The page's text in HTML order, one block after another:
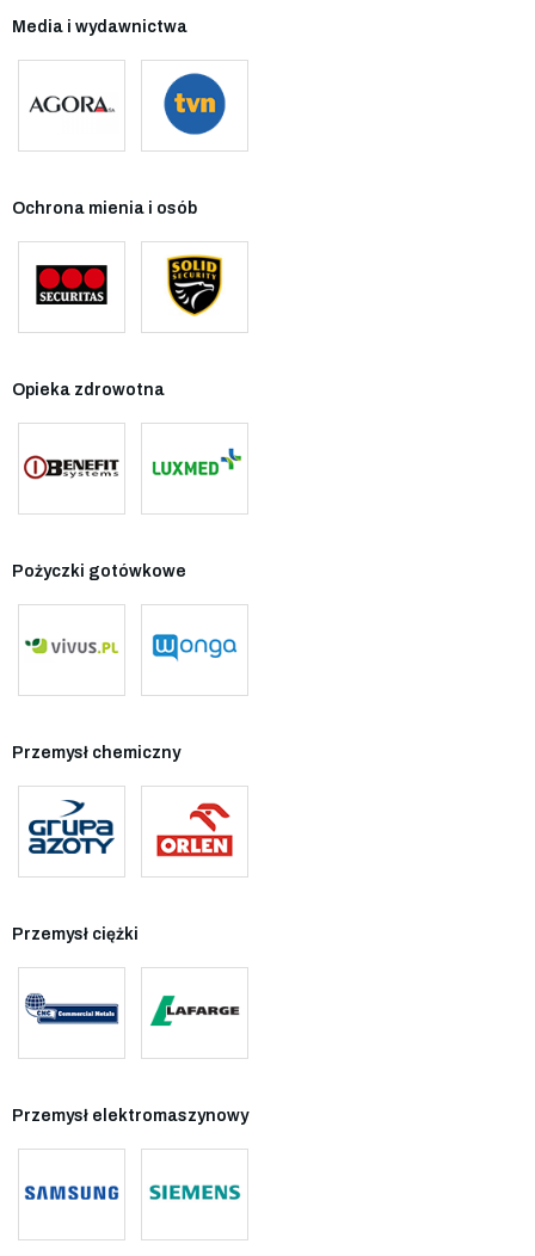
Media i wydawnictwa
Ochrona mienia i osób
Opieka zdrowotna
Pożyczki gotówkowe
Przemysł chemiczny
Przemysł ciężki
Przemysł elektromaszynowy